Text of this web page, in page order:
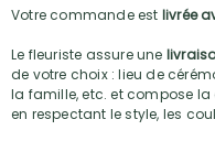
Votre commande est livrée
Le fleuriste assure une
de votre choix : lieu de
la famille, etc. et compose
en respectant le style, les